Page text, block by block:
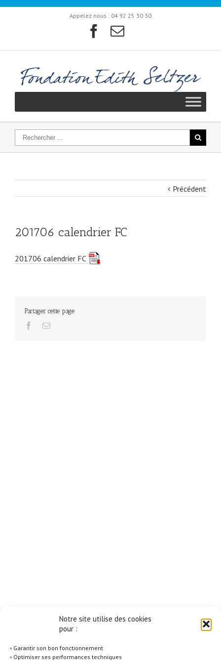
Notre site utilise des cookies
pour :
◦ Garantir son bon fonctionnement
◦ Optimiser ses performances techniques
Appelez nous : 04 92 25 30 30
Précédent
201706 calendrier FC
201706 calendrier FC
Partager cette page